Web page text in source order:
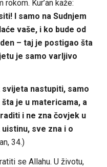
Kur’an kaže:
I samo na Sudnjem
vaše, i ko bude od
– taj je postigao šta
je samo varljivo
svijeta nastupiti, samo
šta je u matericama, a
i ne zna čovjek u
sve zna i o
34.)
se Allahu. U životu,